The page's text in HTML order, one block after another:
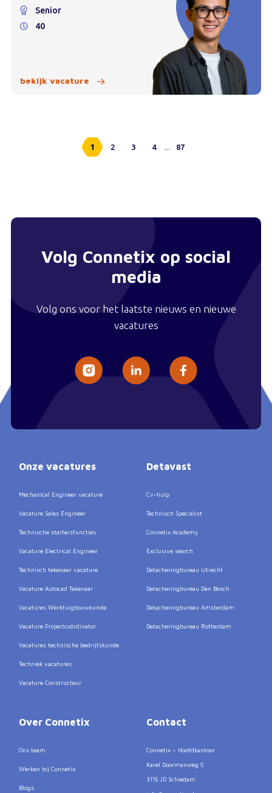
Senior
40
bekijk vacature
1 2 3 4 ... 87
Volg Connetix op social
media
Volg ons voor het laatste nieuws en nieuwe
vacatures
Onze vacatures
Mechanical Engineer vacature
Vacature Sales Engineer
Technische startersfuncties
Vacature Electrical Engineer
Technisch tekenaar vacature
Vacature Autocad Tekenaar
Vacatures Werktuigbouwkunde
Vacature Projectcoördinator
Vacatures technische bedrijfskunde
Techniek vacatures
Vacature Constructeur
Detavast
Cv-hulp
Technisch Specialist
Connetix Academy
Exclusive search
Detacheringbureau Utrecht
Detacheringbureau Den Bosch
Detacheringbureau Amsterdam
Detacheringbureau Rotterdam
Over Connetix
Ons team
Werken bij Connetix
Blogs
Contact
Connetix – Hoofdkantoor
Karel Doormanweg 5
3115 JD Schiedam